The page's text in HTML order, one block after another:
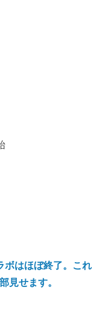
ボはほぼ終了。これ
見せます。